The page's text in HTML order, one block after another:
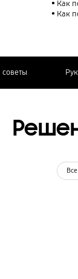
Как
Как
Все